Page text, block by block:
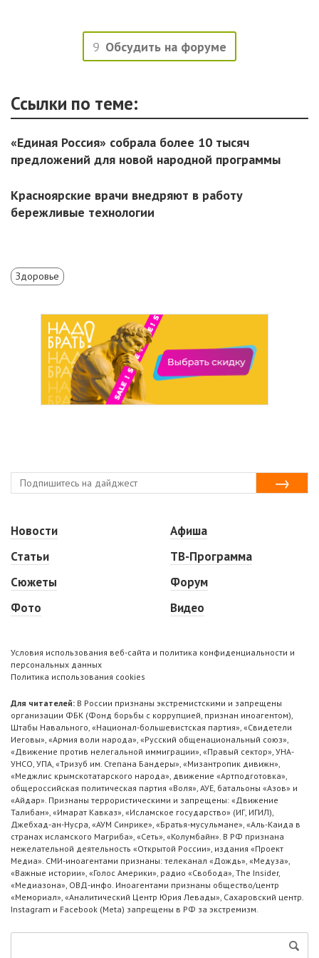
9 Обсудить на форуме
Ссылки по теме:
«Единая Россия» собрала более 10 тысяч
предложений для новой народной программы
Красноярские врачи внедряют в работу
бережливые технологии
Здоровье
Новости
Статьи
Сюжеты
Фото
Афиша
ТВ-Программа
Форум
Видео
Условия использования веб-сайта и политика конфиденциальности и
персональных данных
Политика использования cookies
Для читателей: В России признаны экстремистскими и запрещены
организации ФБК (Фонд борьбы с коррупцией, признан иноагентом),
Штабы Навального, «Национал-большевистская партия», «Свидетели
Иеговы», «Армия воли народа», «Русский общенациональный союз»,
«Движение против нелегальной иммиграции», «Правый сектор», УНА-
УНСО, УПА, «Тризуб им. Степана Бандеры», «Мизантропик дивижн»,
«Меджлис крымскотатарского народа», движение «Артподготовка»,
общероссийская политическая партия «Воля», АУЕ, батальоны «Азов» и
«Айдар». Признаны террористическими и запрещены: «Движение
Талибан», «Имарат Кавказ», «Исламское государство» (ИГ, ИГИЛ),
Джебхад-ан-Нусра, «АУМ Синрике», «Братья-мусульмане», «Аль-Каида в
странах исламского Магриба», «Сеть», «Колумбайн». В РФ признана
нежелательной деятельность «Открытой России», издания «Проект
Медиа». СМИ-иноагентами признаны: телеканал «Дождь», «Медуза»,
«Важные истории», «Голос Америки», радио «Свобода», The Insider,
«Медиазона», ОВД-инфо. Иноагентами признаны общество/центр
«Мемориал», «Аналитический Центр Юрия Левады», Сахаровский центр.
Instagram и Facebook (Metа) запрещены в РФ за экстремизм.